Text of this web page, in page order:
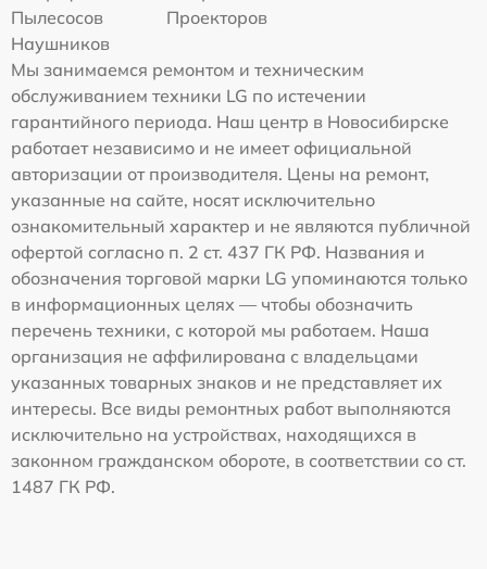
Пылесосов
Проекторов
Наушников
Мы занимаемся ремонтом и техническим
обслуживанием техники LG по истечении
гарантийного периода. Наш центр в Новосибирске
работает независимо и не имеет официальной
авторизации от производителя. Цены на ремонт,
указанные на сайте, носят исключительно
ознакомительный характер и не являются публичной
офертой согласно п. 2 ст. 437 ГК РФ. Названия и
обозначения торговой марки LG упоминаются только
в информационных целях — чтобы обозначить
перечень техники, с которой мы работаем. Наша
организация не аффилирована с владельцами
указанных товарных знаков и не представляет их
интересы. Все виды ремонтных работ выполняются
исключительно на устройствах, находящихся в
законном гражданском обороте, в соответствии со ст.
1487 ГК РФ.